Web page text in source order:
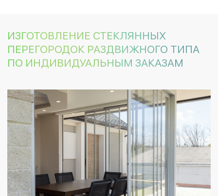
ИЗГОТОВЛЕНИЕ СТЕКЛЯННЫХ
ПЕРЕГОРОДОК РАЗДВИЖНОГО ТИПА
ПО ИНДИВИДУАЛЬНЫМ ЗАКАЗАМ